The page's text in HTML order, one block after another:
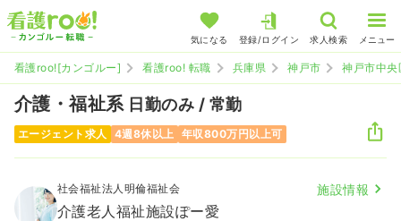
気になる 登録/ログイン 求人検索 メニュー
看護roo![カンゴルー] 看護roo! 転職 兵庫県 神戸市 神戸市中央
介護・福祉系 日勤のみ / 常勤
エージェント求人 4週8休以上 年収800万円以上可
社会福祉法人明倫福祉会 施設情報
介護老人福祉施設ぽー愛